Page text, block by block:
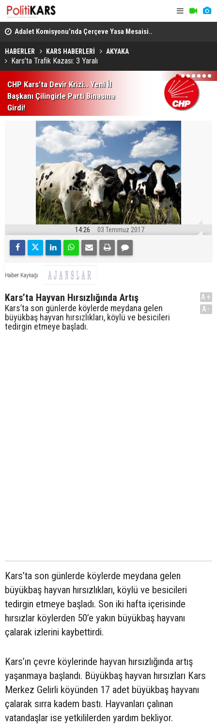
Adalet Komisyonu’nda Çerçeve Yasa Mesaisi..
Görüşmeler Tartışmalarla Başladı!
HABERLER KARS HABERLERİ AKYAKA
Kars’ta Trafik Kazası: 3 Yaralı
CHP Kars’ta Devir Krizi.. Yeni İl
Başkanı Çilingirle Parti Binasına
Girdi!
1 2 3 4 5 6 7
14:26 03 Temmuz 2017
Haber Kaynağı
Kars’ta Hayvan Hırsızlığında Artış
Kars’ta son günlerde köylerde meydana gelen
büyükbaş hayvan hırsızlıkları, köylü ve besicileri
tedirgin etmeye başladı.
A+
A-
Kars’ta son günlerde köylerde meydana gelen
büyükbaş hayvan hırsızlıkları, köylü ve besicileri
tedirgin etmeye başladı. Son iki hafta içerisinde
hırsızlar köylerden 50’e yakın büyükbaş hayvanı
çalarak izlerini kaybettirdi.
Kars’ın çevre köylerinde hayvan hırsızlığında artış
yaşanmaya başlandı. Büyükbaş hayvan hırsızları Kars
Merkez Gelirli köyünden 17 adet büyükbaş hayvanı
çalarak sırra kadem bastı. Hayvanları çalınan
vatandaşlar ise yetkililerden yardım bekliyor.